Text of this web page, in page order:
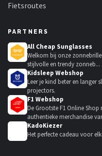
Fietsroutes
PARTNERS
All Cheap Sunglasses
Welkom bij onze
stijlvolle en trendy zonneb...
Kidsleep Webshop
Leer je kind beter en langer
projectors.
F1 Webshop
De Grootste F1 Online
authentieke merchandise
KadoKiezer
Het perfecte cadeau voor